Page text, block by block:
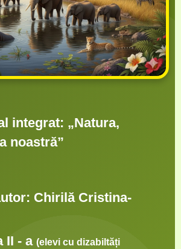
integrat: „Natura,
noastră”
Chirilă Cristina-
II - a (elevi cu dizabiltăți